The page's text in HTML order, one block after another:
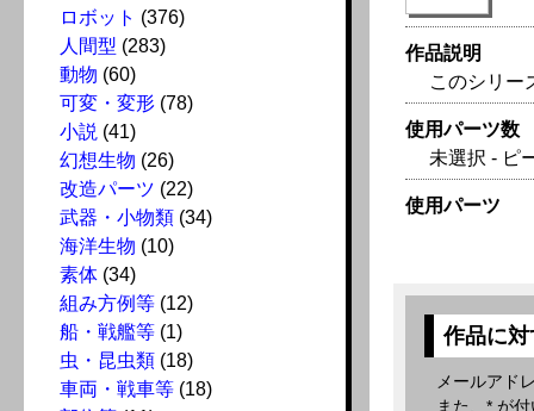
ロボット (376)
人間型 (283)
動物 (60)
可変・変形 (78)
小説 (41)
幻想生物 (26)
改造パーツ (22)
武器・小物類 (34)
海洋生物 (10)
素体 (34)
組み方例等 (12)
船・戦艦等 (1)
虫・昆虫類 (18)
車両・戦車等 (18)
作品説明
このシリー
使用パーツ数
未選択 - ピ
使用パーツ
作品に
メールアド
また、 * が付